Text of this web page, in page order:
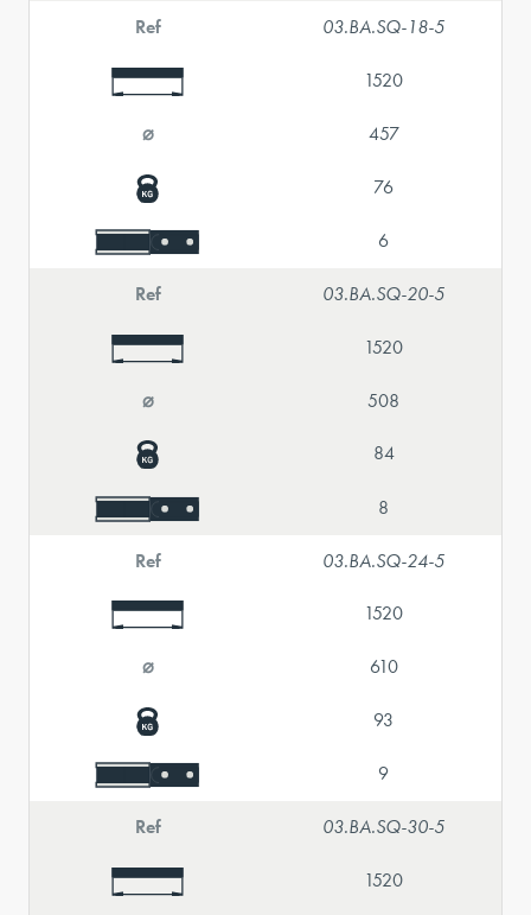
Ref 03.BA.SQ-18-5
1520
⌀ 457
76
6
Ref 03.BA.SQ-20-5
1520
⌀ 508
84
8
Ref 03.BA.SQ-24-5
1520
⌀ 610
93
9
Ref 03.BA.SQ-30-5
1520